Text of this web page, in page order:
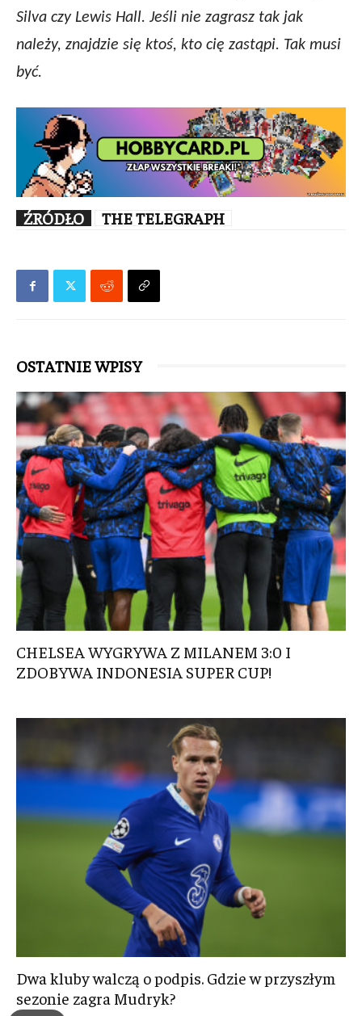
Silva czy Lewis Hall. Jeśli nie zagrasz tak jak
należy, znajdzie się ktoś, kto cię zastąpi. Tak musi
być.
ŹRÓDŁO THE TELEGRAPH
OSTATNIE WPISY
CHELSEA WYGRYWA Z MILANEM 3:0 I
ZDOBYWA INDONESIA SUPER CUP!
Dwa kluby walczą o podpis. Gdzie w przyszłym
sezonie zagra Mudryk?